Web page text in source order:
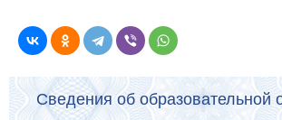
Сведения об образовательной